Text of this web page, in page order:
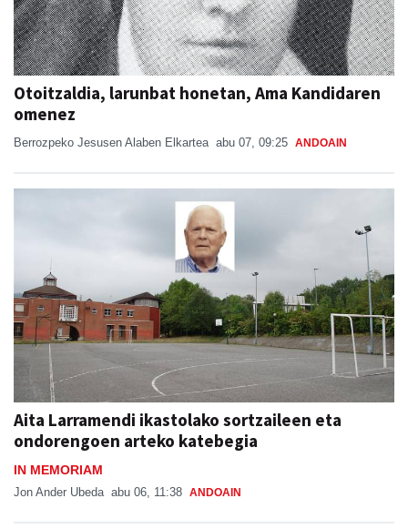
Otoitzaldia, larunbat honetan, Ama Kandidaren
omenez
Berrozpeko Jesusen Alaben Elkartea abu 07, 09:25 ANDOAIN
Aita Larramendi ikastolako sortzaileen eta
ondorengoen arteko katebegia
IN MEMORIAM
Jon Ander Ubeda abu 06, 11:38 ANDOAIN